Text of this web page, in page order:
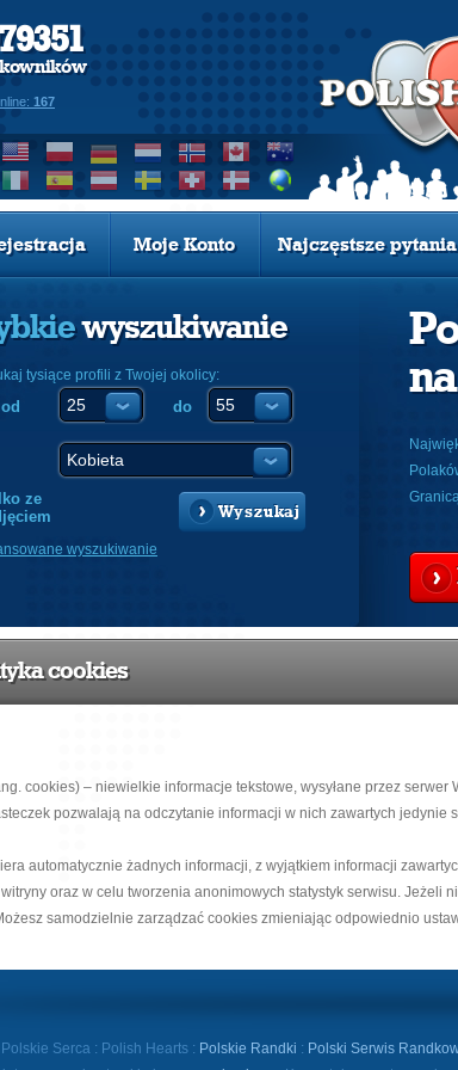
167
Moje Konto Najczęstsze pytania
wyszukiwanie
tysiące profili z Twojej okolicy:
do
ze
Wyszukaj
wyszukiwanie
cookies
cookies) – niewielkie informacje tekstowe, wysyłane przez
pozwalają na odczytanie informacji w nich zawartych jedynie
automatycznie żadnych informacji, z wyjątkiem informacji
oraz w celu tworzenia anonimowych statystyk serwisu.
samodzielnie zarządzać cookies zmieniając odpowiednio
Serca : Polish Hearts : Polskie Randki : Polski Serwis